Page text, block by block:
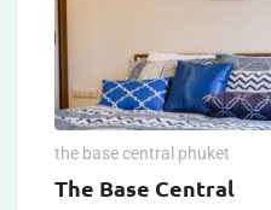
the base central phuket
The Base Central